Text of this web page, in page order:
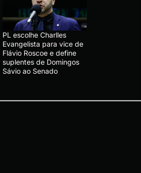
PL escolhe Charlles
Evangelista para vice de
Flávio Roscoe e define
suplentes de Domingos
Sávio ao Senado